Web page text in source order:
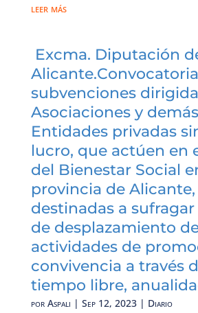
leer más
Excma. Diputación
subvenciones
Asociaciones y demás
Entidades privadas
lucro, que actúen en
del Bienestar Social
provincia de Alicante,
destinadas a
de desplazamiento
actividades de
convivencia a través
tiempo libre,
por Aspali | Sep 12, 2023| Diario